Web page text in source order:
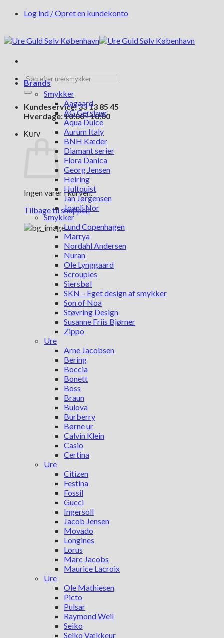
FortsætLog ind / Opret en kundekonto
Søg
efter:
Kundeservice: 33 13 85 45
Hverdage: 10:00 - 18:00
Kurv
Ingen varer i kurven.
Tilbage til shoppen
Brands
Smykker
Aagaard
AG Gerstner
Aqua Dulce
Aurum Italy
BNH Kæder
Diamant serier
Flora Danica
Georg Jensen
Heiring
Hultquist
Jan Jørgensen
Joanli Nor
Smykker
Lund Copenhagen
Marrya
Nordahl Andersen
Nuran
Ole Lynggaard
Scrouples
Siersbøl
SKN – Eget design af smykker
Son of Noa
Støvring Design
Susanne Friis Bjørner
Zippo
Ure
Arne Jacobsen
Bering
Boccia
Bonett
Boss
Braun
Bulova
Burberry
Børne ur
Calvin Klein
Casio
Certina
Ure
Citizen
Festina
Fossil
Gucci
Ingersoll
Jacob Jensen
Movado
Longines
Lorus
Marc Jacobs
Maurice Lacroix
Ure
Ole Mathiesen
Picto
Pulsar
Raymond Weil
Seiko
Seiko Vækkeur